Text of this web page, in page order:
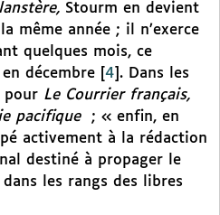
Stourm en devient
même année ; il n’exerce
quelques mois, ce
décembre
4 . Dans les
pour Le Courrier français,
pacifique
; « enfin, en
activement à la rédaction
destiné à propager le
les rangs des libres